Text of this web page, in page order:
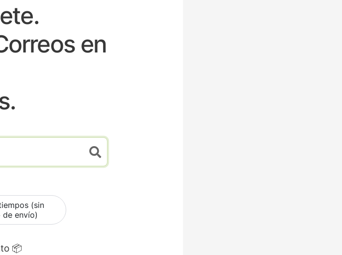
en
(sin
de envío)
📦